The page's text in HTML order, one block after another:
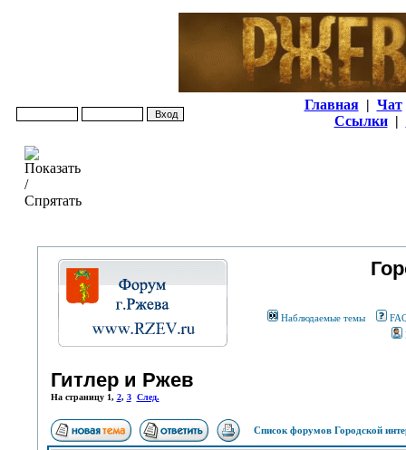
Главная | Чат
Ссылки |
Наблюдаемые темы
Гитлер и Ржев
На страницу 1, 2, 3 След.
Список форумов Городской